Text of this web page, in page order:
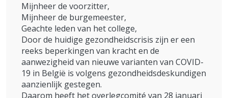
Mijnheer de voorzitter,
Mijnheer de burgemeester,
Geachte leden van het college,
Door de huidige gezondheidscrisis zijn er een
reeks beperkingen van kracht en de
aanwezigheid van nieuwe varianten van COVID-
19 in België is volgens gezondheidsdeskundigen
aanzienlijk gestegen.
Daarom heeft het overlegcomité van 28 januari